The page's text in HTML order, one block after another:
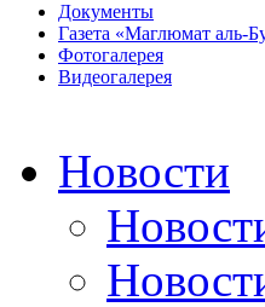
Документы
Газета «Маглюмат аль-
Фотогалерея
Видеогалерея
Новости